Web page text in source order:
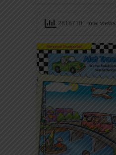
28187101 total views